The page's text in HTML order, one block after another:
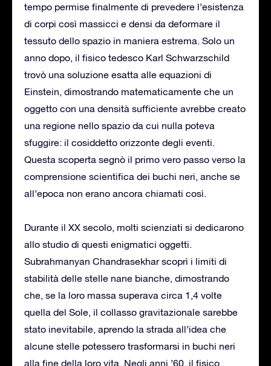
tempo permise finalmente di prevedere l’esistenza
di corpi così massicci e densi da deformare il
tessuto dello spazio in maniera estrema. Solo un
anno dopo, il fisico tedesco Karl Schwarzschild
trovò una soluzione esatta alle equazioni di
Einstein, dimostrando matematicamente che un
oggetto con una densità sufficiente avrebbe creato
una regione nello spazio da cui nulla poteva
sfuggire: il cosiddetto orizzonte degli eventi.
Questa scoperta segnò il primo vero passo verso la
comprensione scientifica dei buchi neri, anche se
all’epoca non erano ancora chiamati così.
Durante il XX secolo, molti scienziati si dedicarono
allo studio di questi enigmatici oggetti.
Subrahmanyan Chandrasekhar scoprì i limiti di
stabilità delle stelle nane bianche, dimostrando
che, se la loro massa superava circa 1,4 volte
quella del Sole, il collasso gravitazionale sarebbe
stato inevitabile, aprendo la strada all’idea che
alcune stelle potessero trasformarsi in buchi neri
alla fine della loro vita. Negli anni ’60, il fisico